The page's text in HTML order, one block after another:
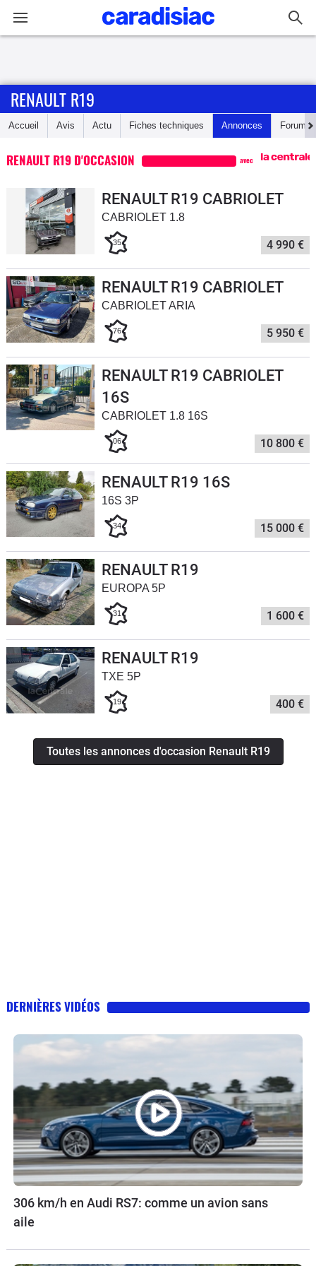
Accueil
Guide
d'achat
Utilitaires
Flottes
Services
Forum
Marques
RENAULT R19
Accueil Avis Actu Fiches techniques Annonces Forum
RENAULT R19 D'OCCASION avec
RENAULT R19 CABRIOLET
CABRIOLET 1.8
35 4 990 €
RENAULT R19 CABRIOLET
CABRIOLET ARIA
76 5 950 €
RENAULT R19 CABRIOLET
16S
CABRIOLET 1.8 16S
06 10 800 €
RENAULT R19 16S
16S 3P
34 15 000 €
RENAULT R19
EUROPA 5P
31 1 600 €
RENAULT R19
TXE 5P
19 400 €
Toutes les annonces d'occasion Renault R19
DERNIÈRES VIDÉOS
306 km/h en Audi RS7: comme un avion sans
aile